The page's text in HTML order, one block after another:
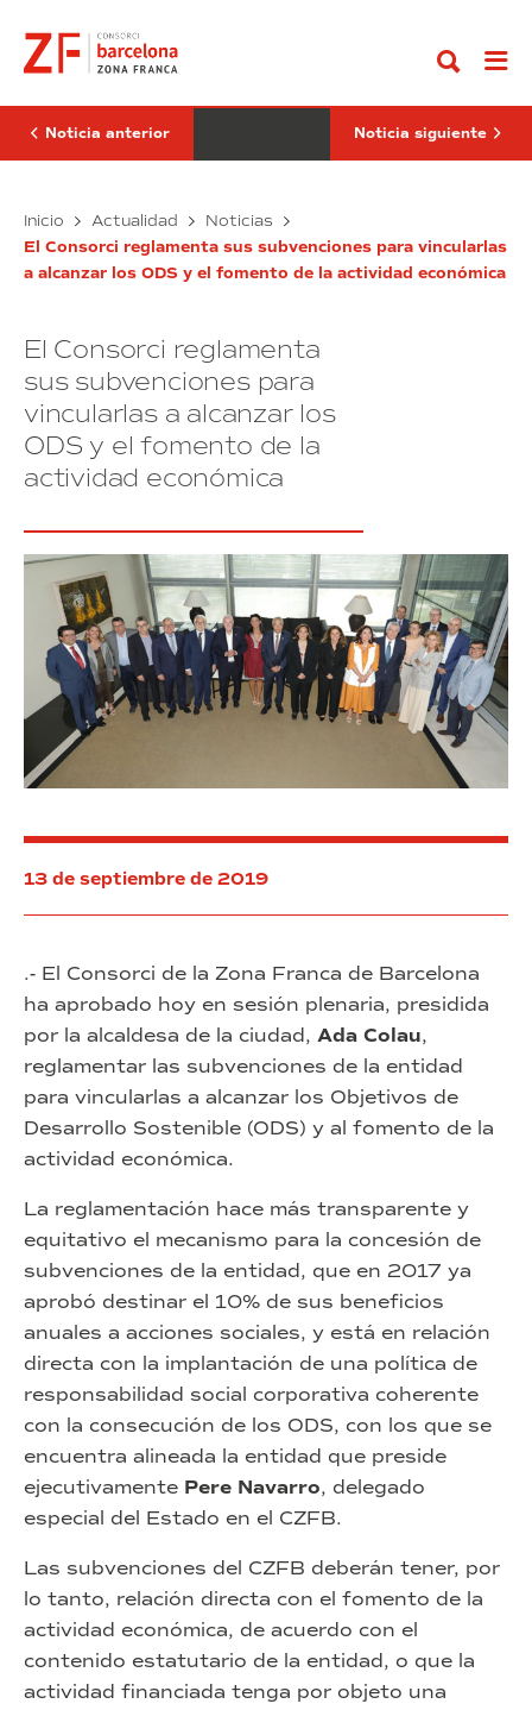
contenido
familiar
para
reflexionar
la
vivienda
Point
2019
Noticia anterior
oferta
de
networking
Noticia siguiente
Inicio Actualidad Noticias
El Consorci reglamenta sus subvenciones para vincularlas
a alcanzar los ODS y el fomento de la actividad económica
El Consorci reglamenta
sus subvenciones para
vincularlas a alcanzar los
ODS y el fomento de la
actividad económica
13 de septiembre de 2019
.- El Consorci de la Zona Franca de Barcelona
ha aprobado hoy en sesión plenaria, presidida
por la alcaldesa de la ciudad, Ada Colau,
reglamentar las subvenciones de la entidad
para vincularlas a alcanzar los Objetivos de
Desarrollo Sostenible (ODS) y al fomento de la
actividad económica.
La reglamentación hace más transparente y
equitativo el mecanismo para la concesión de
subvenciones de la entidad, que en 2017 ya
aprobó destinar el 10% de sus beneficios
anuales a acciones sociales, y está en relación
directa con la implantación de una política de
responsabilidad social corporativa coherente
con la consecución de los ODS, con los que se
encuentra alineada la entidad que preside
ejecutivamente Pere Navarro, delegado
especial del Estado en el CZFB.
Las subvenciones del CZFB deberán tener, por
lo tanto, relación directa con el fomento de la
actividad económica, de acuerdo con el
contenido estatutario de la entidad, o que la
actividad financiada tenga por objeto una
espacio
familiar
para
la
vivienda
el
Barcelona
Meeting
Point
Point
2019